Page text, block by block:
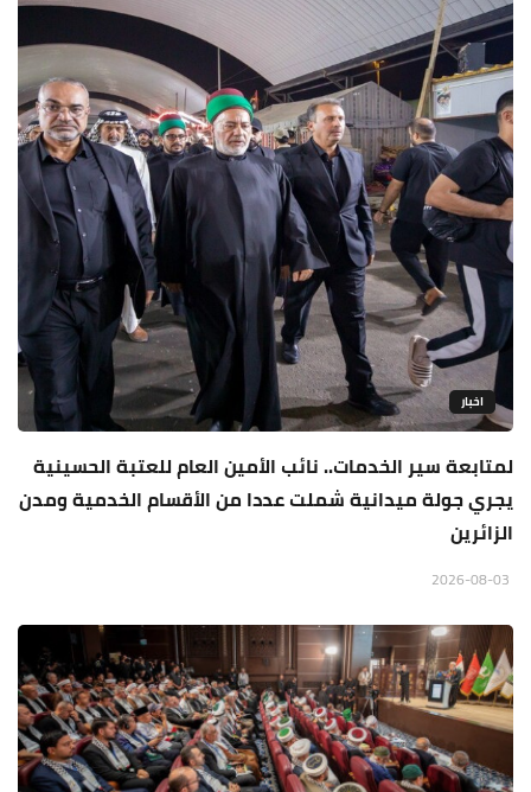
اخبار
لمتابعة سير الخدمات.. نائب الأمين العام للعتبة الحسينية
يجري جولة ميدانية شملت عددا من الأقسام الخدمية ومدن
الزائرين